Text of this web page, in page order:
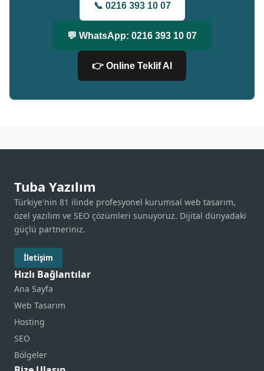
📞 0216 393 10 07
💬 WhatsApp: 0216 393 10 07
👉 Online Teklif Al
Tuba Yazılım
Türkiye'nin 81 ilinde profesyonel kurumsal web tasarım,
özel yazılım ve SEO çözümleri sunuyoruz. Dijital dünyadaki
güçlü partneriniz.
İletişim
Hızlı Bağlantılar
Ana Sayfa
Web Tasarım
Hosting
SEO
Bölgeler